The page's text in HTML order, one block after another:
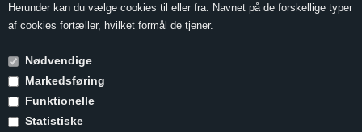
Herunder kan du vælge cookies til eller fra. Navnet på de forskellige typer
af cookies fortæller, hvilket formål de tjener.
Nødvendige
Markedsføring
Funktionelle
Statistiske
Kulmule med
østerssauce og
agurker a la
creme